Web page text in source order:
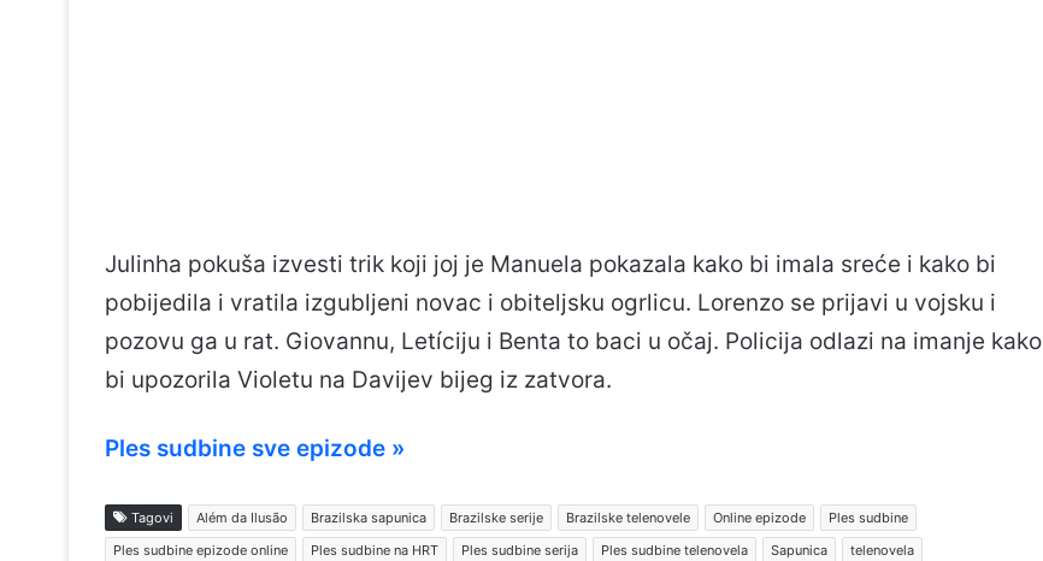
Julinha pokuša izvesti trik koji joj je Manuela pokazala kako bi imala sreće i kako bi
pobijedila i vratila izgubljeni novac i obiteljsku ogrlicu. Lorenzo se prijavi u vojsku i
pozovu ga u rat. Giovannu, Letíciju i Benta to baci u očaj. Policija odlazi na imanje kako
bi upozorila Violetu na Davijev bijeg iz zatvora.
Ples sudbine sve epizode »
Tagovi Além da Ilusão Brazilska sapunica Brazilske serije Brazilske telenovele Online epizode
Ples sudbine
Ples sudbine epizode online
Ples sudbine na HRT Ples sudbine serija Ples sudbine telenovela Sapunica
telenovela